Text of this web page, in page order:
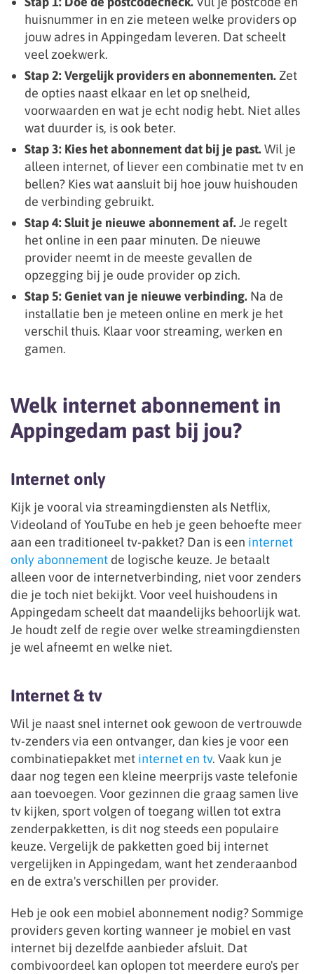
huisnummer in en zie meteen welke providers op
jouw adres in Appingedam leveren. Dat scheelt
veel zoekwerk.
Stap 2: Vergelijk providers en abonnementen.Zet
de opties naast elkaar en let op snelheid,
voorwaarden en wat je echt nodig hebt. Niet alles
wat duurder is, is ook beter.
Stap 3: Kies het abonnement dat bij je past.Wil je
alleen internet, of liever een combinatie met tv en
bellen? Kies wat aansluit bij hoe jouw huishouden
de verbinding gebruikt.
Stap 4: Sluit je nieuwe abonnement af.Je regelt
het online in een paar minuten. De nieuwe
provider neemt in de meeste gevallen de
opzegging bij je oude provider op zich.
Stap 5: Geniet van je nieuwe verbinding. Na de
installatie ben je meteen online en merk je het
verschil thuis. Klaar voor streaming, werken en
gamen.
Welk internet abonnement in
Appingedam past bij jou?
Internet only
Kijk je vooral via streamingdiensten als Netflix,
Videoland of YouTube en heb je geen behoefte meer
aan een traditioneel tv-pakket? Dan is een internet
only abonnement de logische keuze. Je betaalt
alleen voor de internetverbinding, niet voor zenders
die je toch niet bekijkt. Voor veel huishoudens in
Appingedam scheelt dat maandelijks behoorlijk wat.
Je houdt zelf de regie over welke streamingdiensten
je wel afneemt en welke niet.
Internet & tv
Wil je naast snel internet ook gewoon de vertrouwde
tv-zenders via een ontvanger, dan kies je voor een
combinatiepakket met internet en tv. Vaak kun je
daar nog tegen een kleine meerprijs vaste telefonie
aan toevoegen. Voor gezinnen die graag samen live
tv kijken, sport volgen of toegang willen tot extra
zenderpakketten, is dit nog steeds een populaire
keuze. Vergelijk de pakketten goed bij internet
vergelijken in Appingedam, want het zenderaanbod
en de extra's verschillen per provider.
Heb je ook een mobiel abonnement nodig? Sommige
providers geven korting wanneer je mobiel en vast
internet bij dezelfde aanbieder afsluit. Dat
combivoordeel kan oplopen tot meerdere euro's per